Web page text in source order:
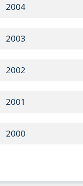
2004
2003
2002
2001
2000